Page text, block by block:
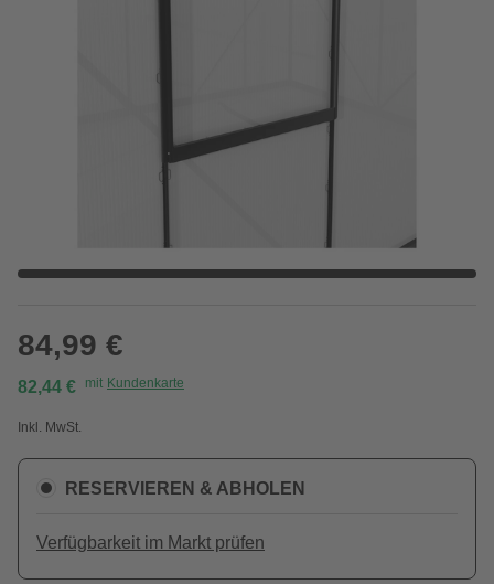
84,99 €
82,44 € mit Kundenkarte
Inkl. MwSt.
RESERVIEREN & ABHOLEN
Verfügbarkeit im Markt prüfen